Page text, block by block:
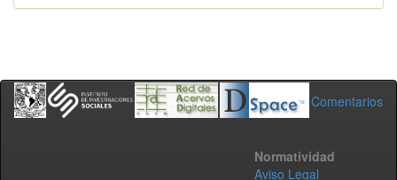
Comentarios
Normatividad
Aviso Legal